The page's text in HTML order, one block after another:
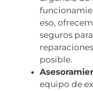
eso,
seguros
posible.
equipo de